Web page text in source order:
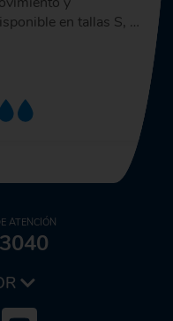
en tallas S, M,
ATENCIÓN